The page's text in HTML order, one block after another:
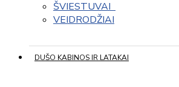
ŠVIESTUVAI
VEIDRODŽIAI
DUŠO KABINOS IR LATAKAI